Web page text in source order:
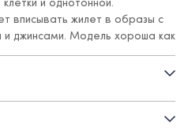
вписывать жилет в образы с
джинсами. Модель хороша как
с водолазкой, так и для
с блузой.